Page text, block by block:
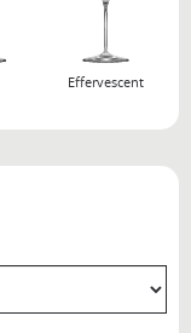
Effervescent